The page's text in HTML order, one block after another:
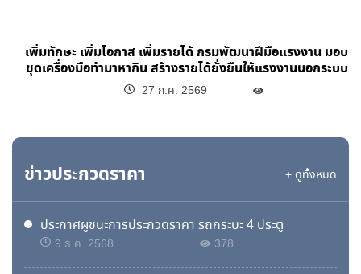
เพิ่มทักษะ เพิ่มโอกาส เพิ่มรายได้ กรมพัฒนาฝีมือแรงงาน มอบ
ชุดเครื่องมือทำมาหากิน สร้างรายได้ยั่งยืนให้แรงงานนอกระบบ
27 ก.ค. 2569
ข่าวประกวดราคา + ดูทั้งหมด
ประกาศผูชนะการประกวดราคา รถกระบะ 4 ประตู
9 ธ.ค. 2568 378